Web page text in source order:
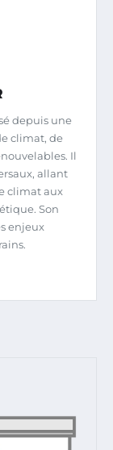
depuis une
climat, de
Il
allant
climat aux
Son
enjeux